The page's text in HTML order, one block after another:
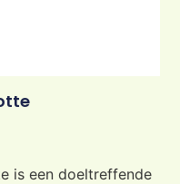
is een doeltreffende